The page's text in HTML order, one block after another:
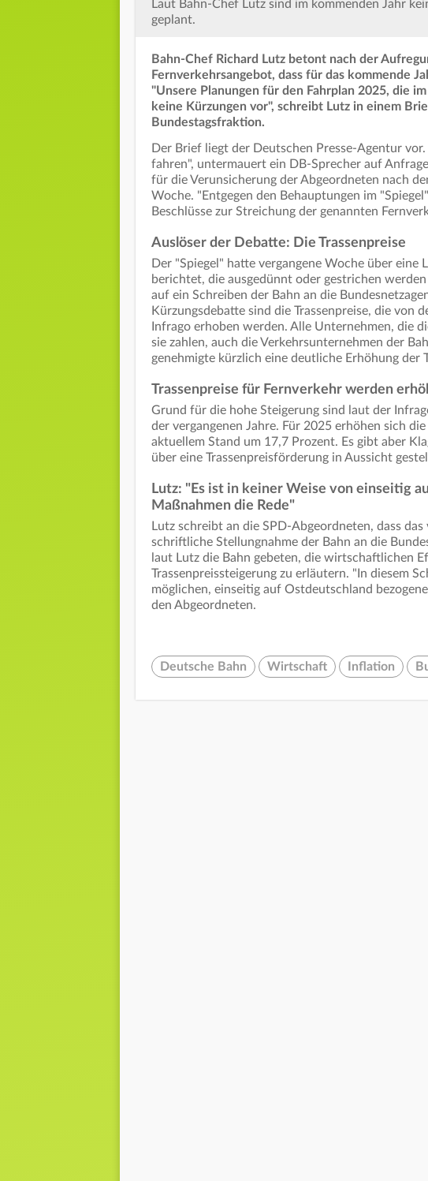
Laut Bahn-Chef Lutz sind im kommenden Jahr
geplant.
Bahn-Chef Richard Lutz betont nach der
Fernverkehrsangebot, dass für das kommende
"Unsere Planungen für den Fahrplan 2025, die
keine Kürzungen vor", schreibt Lutz in einem
Bundestagsfraktion.
Der Brief liegt der Deutschen Presse-Agentur
fahren", untermauert ein DB-Sprecher auf
für die Verunsicherung der Abgeordneten nach
Woche. "Entgegen den Behauptungen im
Beschlüsse zur Streichung der genannten
Auslöser der Debatte: Die Trassenpreise
Der "Spiegel" hatte vergangene Woche über eine
berichtet, die ausgedünnt oder gestrichen
auf ein Schreiben der Bahn an die
Kürzungsdebatte sind die Trassenpreise, die von
Infrago erhoben werden. Alle Unternehmen, die
sie zahlen, auch die Verkehrsunternehmen der
genehmigte kürzlich eine deutliche Erhöhung der
Trassenpreise für Fernverkehr werden
Grund für die hohe Steigerung sind laut der
der vergangenen Jahre. Für 2025 erhöhen sich
aktuellem Stand um 17,7 Prozent. Es gibt aber
über eine Trassenpreisförderung in Aussicht
Lutz: "Es ist in keiner Weise von einseitig
Maßnahmen die Rede"
Lutz schreibt an die SPD-Abgeordneten, dass
schriftliche Stellungnahme der Bahn an die
laut Lutz die Bahn gebeten, die wirtschaftlichen
Trassenpreissteigerung zu erläutern. "In diesem
möglichen, einseitig auf Ostdeutschland
den Abgeordneten.
Deutsche Bahn Wirtschaft Inflation